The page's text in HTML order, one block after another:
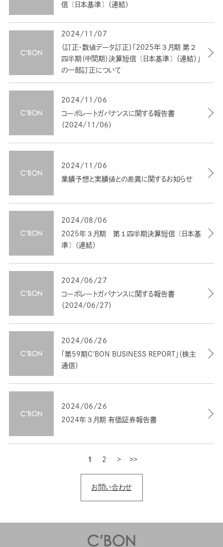
信〔日本基準〕（連結）
2024/11/07
（訂正・数値データ訂正）「2025年３月期 第２
四半期（中間期）決算短信〔日本基準〕（連結）」
の一部訂正について
2024/11/06
コーポレートガバナンスに関する報告書
（2024/11/06）
2024/11/06
業績予想と実績値との差異に関するお知らせ
2024/08/06
2025年３月期 第１四半期決算短信〔日本基
準〕（連結）
2024/06/27
コーポレートガバナンスに関する報告書
（2024/06/27）
2024/06/26
「第59期C'BON BUSINESS REPORT」（株主
通信）
2024/06/26
2024年３月期 有価証券報告書
1 2
お問い合わせ